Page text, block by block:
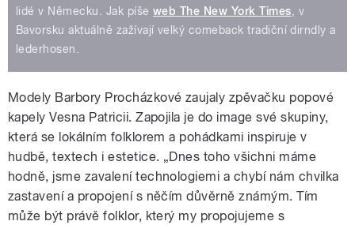
lidé v Německu. Jak píše web The New York Times, v
Bavorsku aktuálně zažívají velký comeback tradiční dirndly a
lederhosen.
Modely Barbory Procházkové zaujaly zpěvačku popové
kapely Vesna Patricii. Zapojila je do image své skupiny,
která se lokálním folklorem a pohádkami inspiruje v
hudbě, textech i estetice. „Dnes toho všichni máme
hodně, jsme zavalení technologiemi a chybí nám chvilka
zastavení a propojení s něčím důvěrně známým. Tím
může být právě folklor, který my propojujeme s